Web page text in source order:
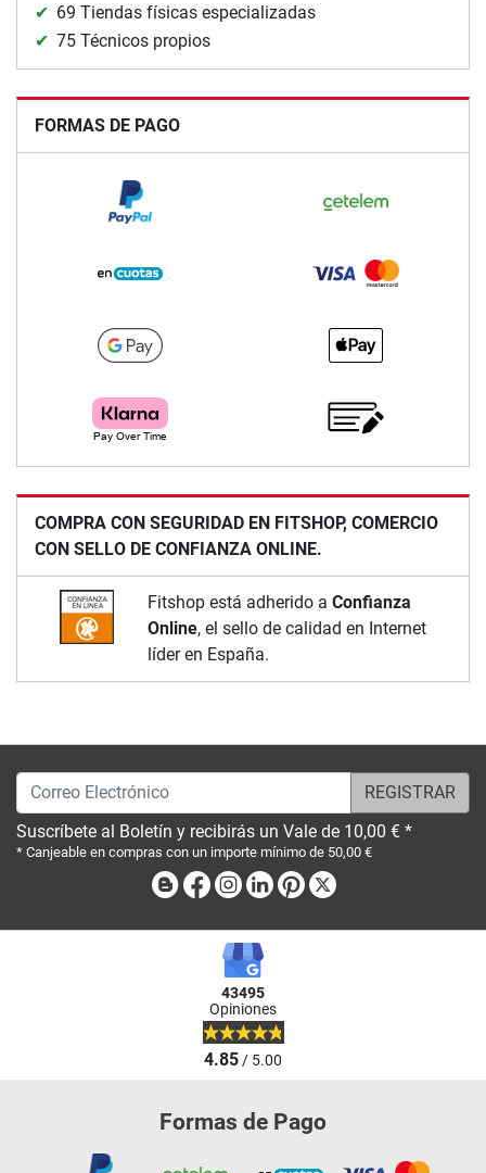
69 Tiendas físicas especializadas
75 Técnicos propios
FORMAS DE PAGO
COMPRA CON SEGURIDAD EN FITSHOP, COMERCIO
CON SELLO DE CONFIANZA ONLINE.
Fitshop está adherido a Confianza
Online, el sello de calidad en Internet
líder en España.
Correo Electrónico
Suscríbete al Boletín y recibirás un Vale de 10,00 € *
* Canjeable en compras con un importe mínimo de 50,00 €
BlogFacebook
Instagram
LinkedinPinterest
43495
Opiniones
4.85/ 5.00
Formas de Pago